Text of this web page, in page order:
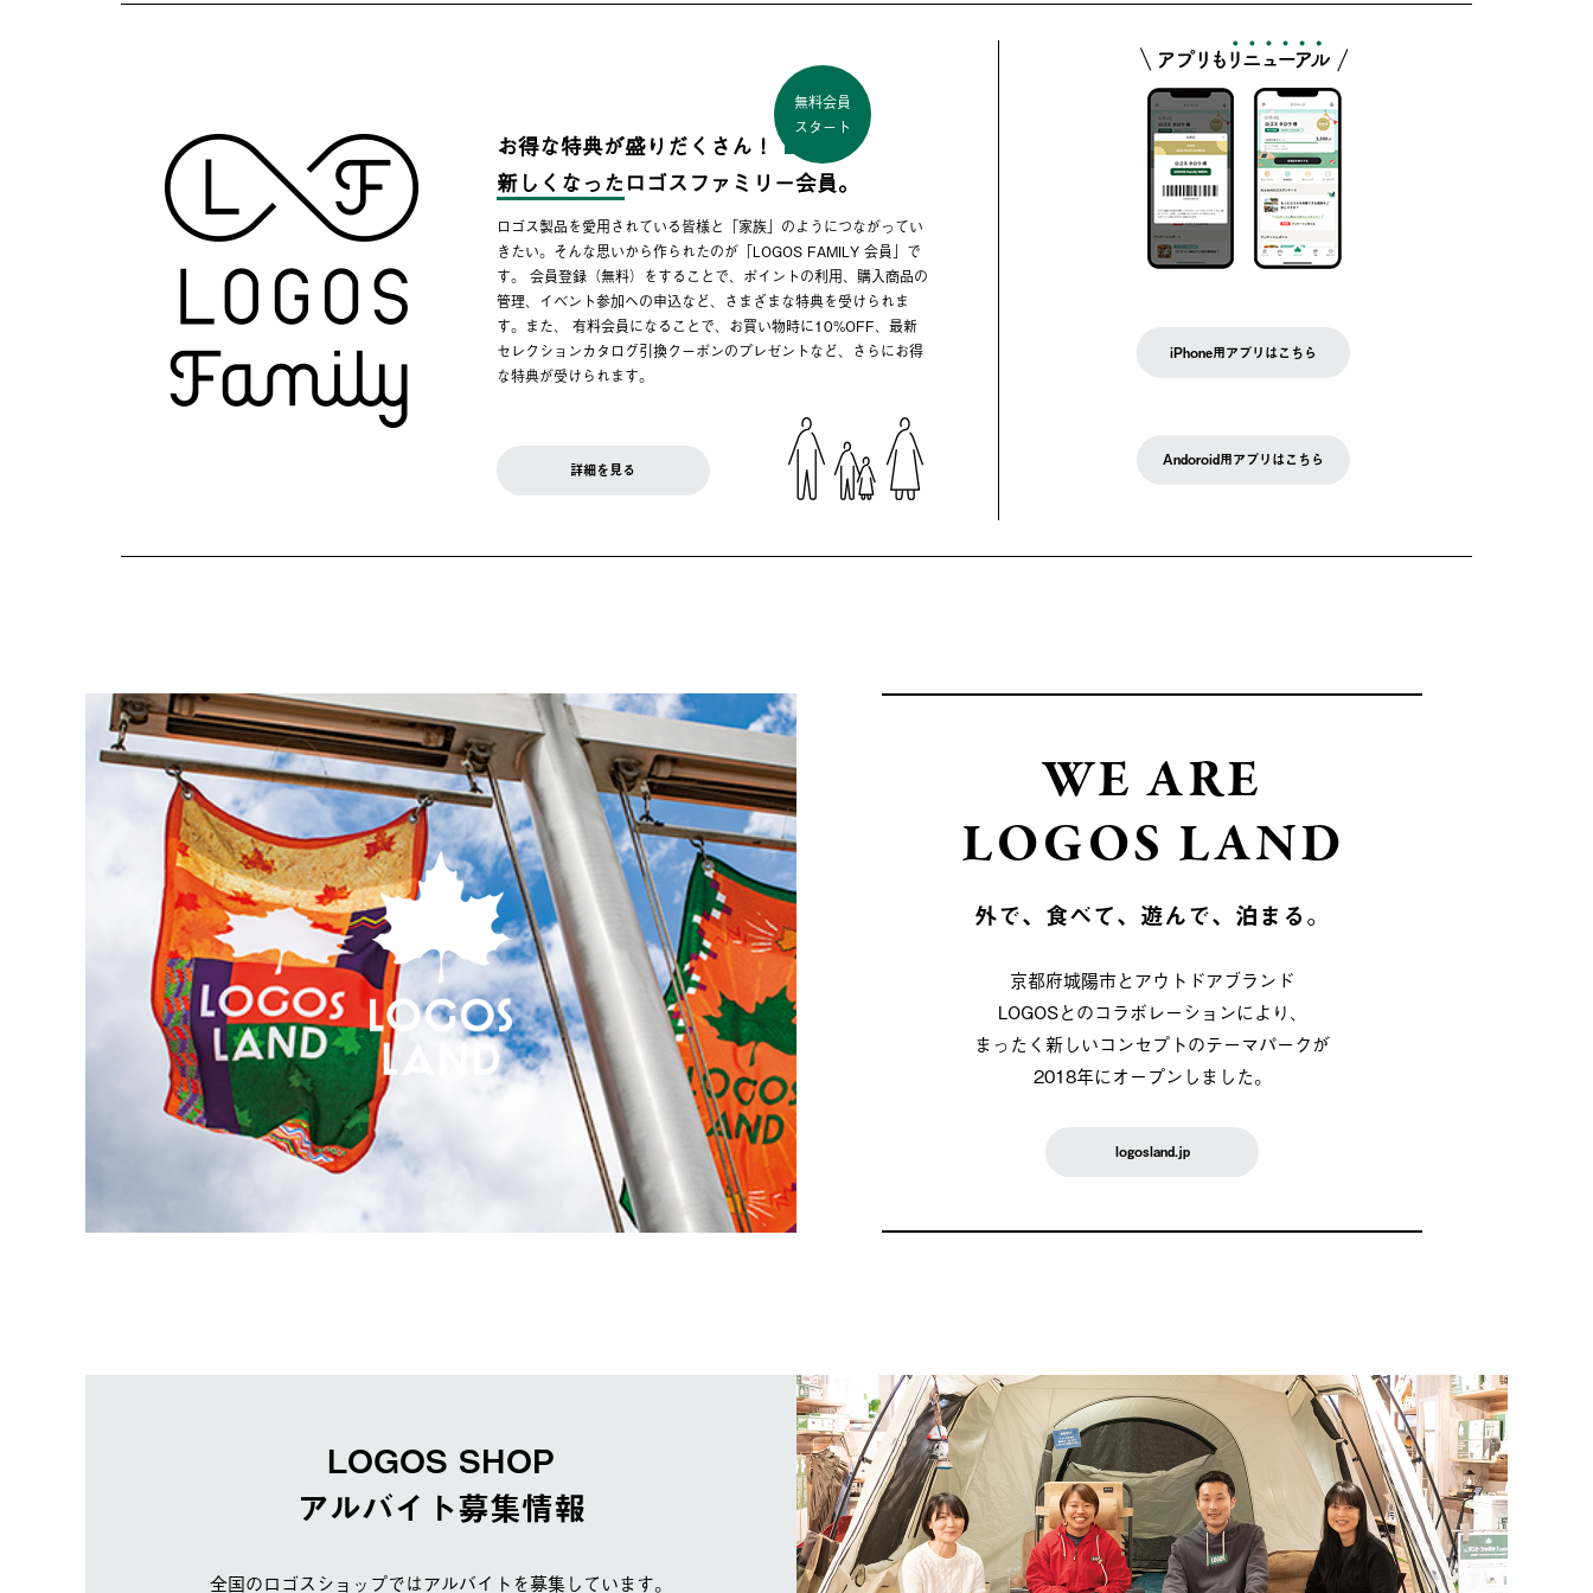
お得な特典が盛りだくさん！
無料会員
スタート
新しくなったロゴスファミリー会員。
ロゴス製品を愛用されている皆様と「家族」のようにつながってい
きたい。そんな思いから作られたのが「LOGOS FAMILY 会員」で
す。 会員登録（無料）をすることで、ポイントの利用、購入商品の
管理、イベント参加への申込など、さまざまな特典を受けられま
す。また、 有料会員になることで、お買い物時に10%OFF、最新
セレクションカタログ引換クーポンのプレゼントなど、さらにお得
な特典が受けられます。
詳細を見る
iPhone用アプリはこちら
Andoroid用アプリはこちら
WE ARE
LOGOS LAND
外で、食べて、遊んで、泊まる。
京都府城陽市とアウトドアブランド
LOGOSとのコラボレーションにより、
まったく新しいコンセプトのテーマパークが
2018年にオープンしました。
logosland.jp
LOGOS SHOP
アルバイト募集情報
全国のロゴスショップではアルバイトを募集しています。